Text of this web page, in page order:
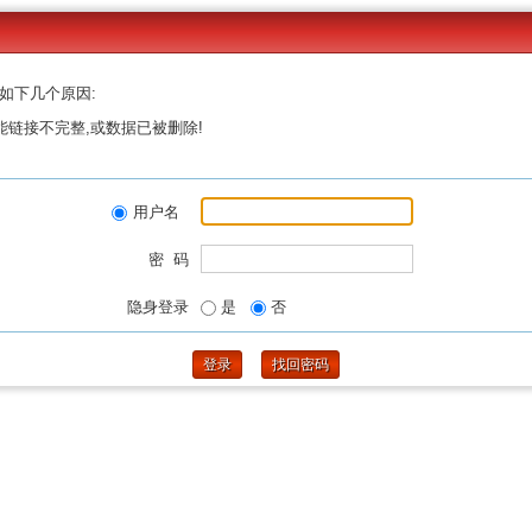
下几个原因:
链接不完整,或数据已被删除!
用户名
密 码
隐身登录 是 否